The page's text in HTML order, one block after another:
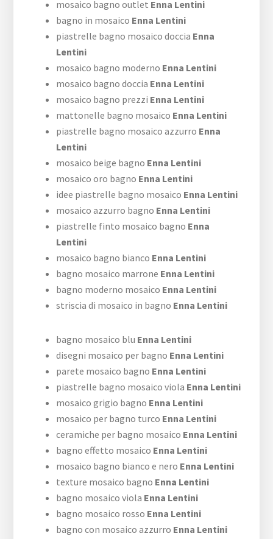
mosaico bagno outlet Enna Lentini
bagno in mosaico Enna Lentini
piastrelle bagno mosaico doccia Enna
Lentini
mosaico bagno moderno Enna Lentini
mosaico bagno doccia Enna Lentini
mosaico bagno prezzi Enna Lentini
mattonelle bagno mosaico Enna Lentini
piastrelle bagno mosaico azzurro Enna
Lentini
mosaico beige bagno Enna Lentini
mosaico oro bagno Enna Lentini
idee piastrelle bagno mosaico Enna Lentini
mosaico azzurro bagno Enna Lentini
piastrelle finto mosaico bagno Enna
Lentini
mosaico bagno bianco Enna Lentini
bagno mosaico marrone Enna Lentini
bagno moderno mosaico Enna Lentini
striscia di mosaico in bagno Enna Lentini
bagno mosaico blu Enna Lentini
disegni mosaico per bagno Enna Lentini
parete mosaico bagno Enna Lentini
piastrelle bagno mosaico viola Enna Lentini
mosaico grigio bagno Enna Lentini
mosaico per bagno turco Enna Lentini
ceramiche per bagno mosaico Enna Lentini
bagno effetto mosaico Enna Lentini
mosaico bagno bianco e nero Enna Lentini
texture mosaico bagno Enna Lentini
bagno mosaico viola Enna Lentini
bagno mosaico rosso Enna Lentini
bagno con mosaico azzurro Enna Lentini